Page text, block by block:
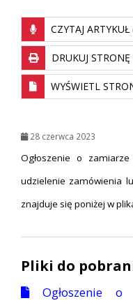
CZYTAJ
DRUKUJ STRONĘ
WYŚWIETL
28 czerwca 2023
Ogłoszenie o
udzielenie zamówienia
znajduje się poniżej w
Pliki do
Ogłoszenie o